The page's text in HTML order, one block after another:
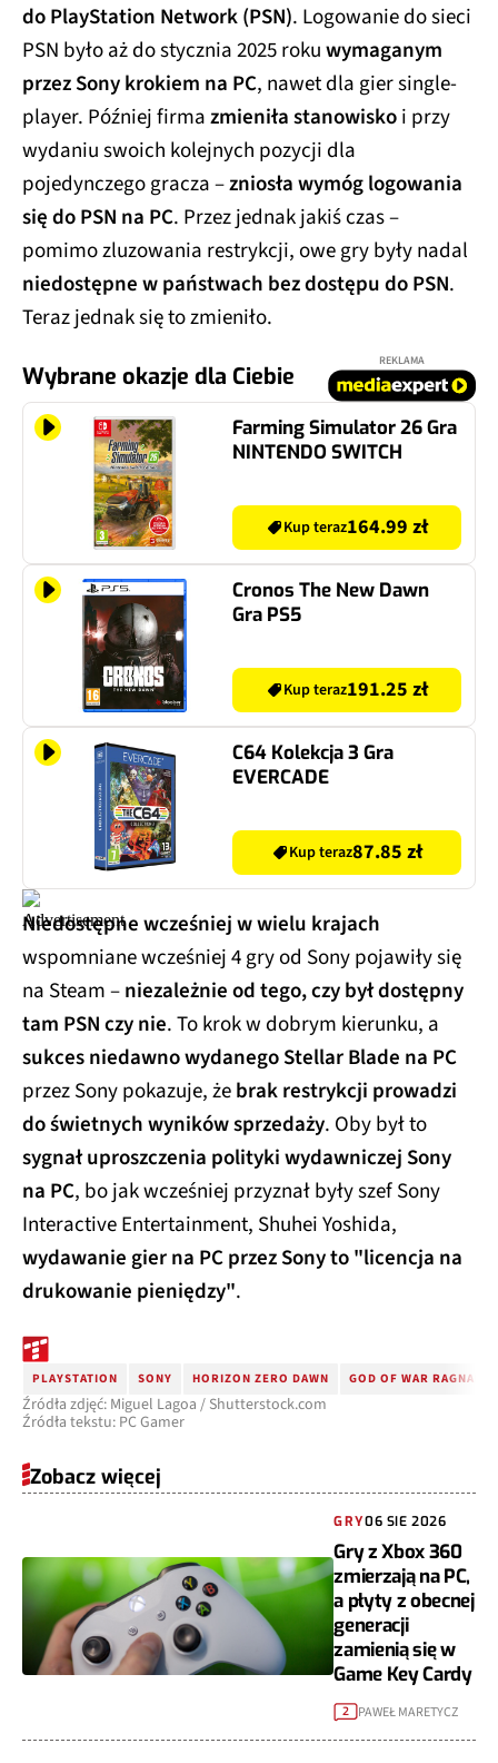
do PlayStation Network (PSN). Logowanie do sieci
PSN było aż do stycznia 2025 rokuwymaganym
przez Sony krokiem na PC, nawet dla gier single-
player. Później firmazmieniła stanowiskoi przy
wydaniu swoich kolejnych pozycji dla
pojedynczego gracza –zniosła wymóg logowania
się do PSN na PC. Przez jednak jakiś czas –
pomimo zluzowania restrykcji, owe gry były nadal
niedostępne w państwach bez dostępu do PSN.
Teraz jednak się to zmieniło.
Wybrane okazje dla Ciebie
REKLAMA
Farming Simulator 26 Gra
NINTENDO SWITCH
Kup teraz164.99 zł
Cronos The New Dawn
Gra PS5
Kup teraz191.25 zł
C64 Kolekcja 3 Gra
EVERCADE
Kup teraz87.85 zł
Niedostępne wcześniej w wielu krajach
wspomniane wcześniej 4 gry od Sony pojawiły się
na Steam –niezależnie od tego, czy był dostępny
tam PSN czy nie. To krok w dobrym kierunku, a
sukces niedawno wydanego Stellar Blade na PC
przez Sony pokazuje, żebrak restrykcji prowadzi
do świetnych wyników sprzedaży. Oby był to
sygnał uproszczenia polityki wydawniczej Sony
na PC, bo jak wcześniej przyznał były szef Sony
Interactive Entertainment, Shuhei Yoshida,
wydawanie gier na PC przez Sony to "licencja na
drukowanie pieniędzy".
PLAYSTATION SONY HORIZON ZERO DAWN GOD OF WAR
Źródła zdjęć: Miguel Lagoa / Shutterstock.com
Źródła tekstu: PC Gamer
Zobacz więcej
GRY06 SIE 2026
Gry z Xbox 360
zmierzają na PC,
a płyty z obecnej
generacji
zamienią się w
Game Key Cardy
2 PAWEŁ MARETYCZ